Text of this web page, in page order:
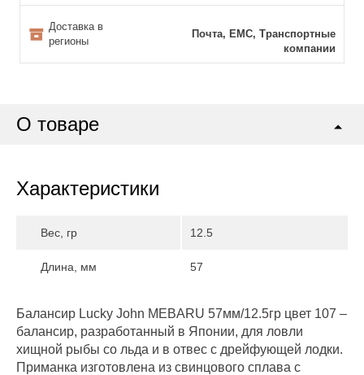
Доставка в
регионы
Почта, ЕМС, Транспортные
компании
О товаре
Характеристики
Вес, гр 12.5
Длина, мм 57
Балансир Lucky John MEBARU 57мм/12.5гр цвет 107 –
балансир, разработанный в Японии, для ловли
хищной рыбы со льда и в отвес с дрейфующей лодки.
Приманка изготовлена из свинцового сплава с